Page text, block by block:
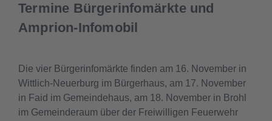
Termine Bürgerinfomärkte und
Amprion-Infomobil
Die vier Bürgerinfomärkte finden am 16. November in
Wittlich-Neuerburg im Bürgerhaus, am 17. November
in Faid im Gemeindehaus, am 18. November in Brohl
im Gemeinderaum über der Freiwilligen Feuerwehr